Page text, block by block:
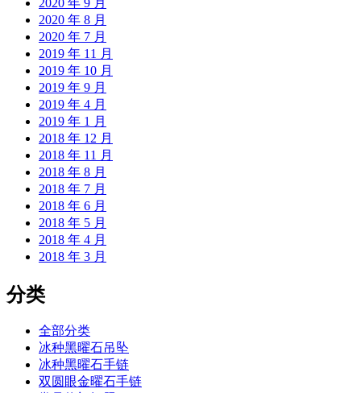
2020 年 8 月
2020 年 7 月
2019 年 11 月
2019 年 10 月
2019 年 9 月
2019 年 4 月
2019 年 1 月
2018 年 12 月
2018 年 11 月
2018 年 8 月
2018 年 7 月
2018 年 6 月
2018 年 5 月
2018 年 4 月
2018 年 3 月
分类
全部分类
冰种黑曜石吊坠
冰种黑曜石手链
双圆眼金曜石手链